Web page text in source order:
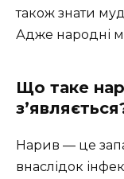
також знати
Адже народні
Що таке
Нарив — це
внаслідок